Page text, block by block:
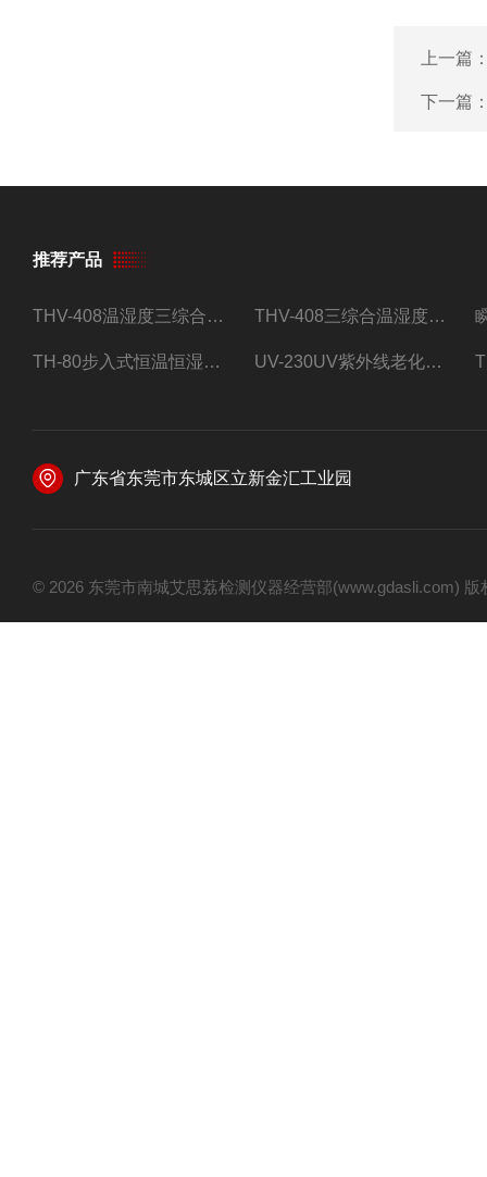
上一篇
下一篇
推荐产品
THV-408温湿度三综合试验箱 THV-408三综合温湿度振动试验箱
TH-80步入式恒温恒湿试验房 UV-230UV紫外线老化试验箱
广东省东莞市东城区立新金汇工业园
© 2026 东莞市南城艾思荔检测仪器经营部(www.gdasli.com)